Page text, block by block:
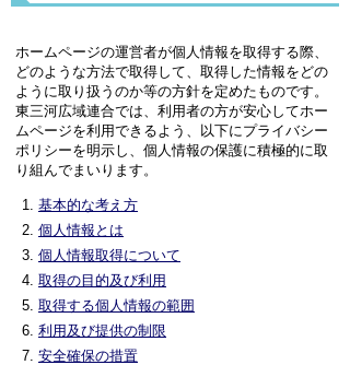
ホームページの運営者が個人情報を取得する際、
どのような方法で取得して、取得した情報をどの
ように取り扱うのか等の方針を定めたものです。
東三河広域連合では、利用者の方が安心してホー
ムページを利用できるよう、以下にプライバシー
ポリシーを明示し、個人情報の保護に積極的に取
り組んでまいります。
基本的な考え方
個人情報とは
個人情報取得について
取得の目的及び利用
取得する個人情報の範囲
利用及び提供の制限
安全確保の措置